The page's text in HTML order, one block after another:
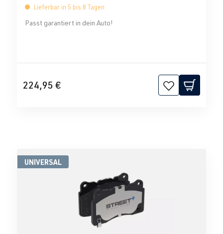
Lieferbar in 5 bis 8 Tagen
Passt garantiert in dein Auto!
224,95 €
UNIVERSAL